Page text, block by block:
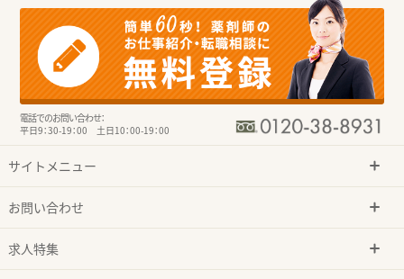
電話でのお問い合わせ：
平日9：30-19：00 土日10：00-19：00
サイトメニュー
お問い合わせ
求人特集